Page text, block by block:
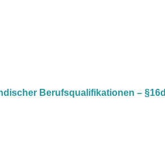
Berufsqualifikationen – §16d